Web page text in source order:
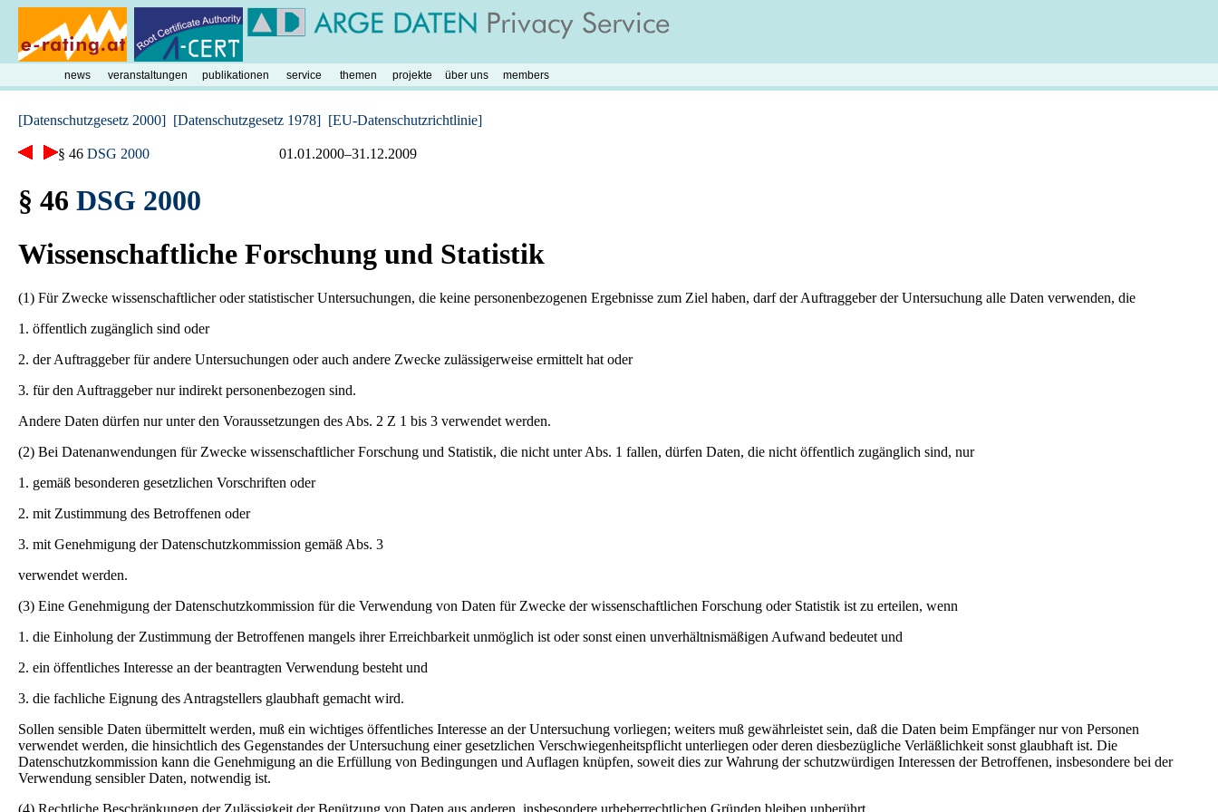
[Datenschutzgesetz 2000] [Datenschutzgesetz 1978] [EU-Datenschutzrichtlinie]
§ 46 DSG 2000 01.01.2000–31.12.2009
§ 46 DSG 2000
Wissenschaftliche Forschung und Statistik
(1) Für Zwecke wissenschaftlicher oder statistischer Untersuchungen, die keine personenbezogenen Ergebnisse zum Ziel haben, darf der Auftraggeber der Untersuchung alle Daten verwenden, die
1. öffentlich zugänglich sind oder
2. der Auftraggeber für andere Untersuchungen oder auch andere Zwecke zulässigerweise ermittelt hat oder
3. für den Auftraggeber nur indirekt personenbezogen sind.
Andere Daten dürfen nur unter den Voraussetzungen des Abs. 2 Z 1 bis 3 verwendet werden.
(2) Bei Datenanwendungen für Zwecke wissenschaftlicher Forschung und Statistik, die nicht unter Abs. 1 fallen, dürfen Daten, die nicht öffentlich zugänglich sind, nur
1. gemäß besonderen gesetzlichen Vorschriften oder
2. mit Zustimmung des Betroffenen oder
3. mit Genehmigung der Datenschutzkommission gemäß Abs. 3
verwendet werden.
(3) Eine Genehmigung der Datenschutzkommission für die Verwendung von Daten für Zwecke der wissenschaftlichen Forschung oder Statistik ist zu erteilen, wenn
1. die Einholung der Zustimmung der Betroffenen mangels ihrer Erreichbarkeit unmöglich ist oder sonst einen unverhältnismäßigen Aufwand bedeutet und
2. ein öffentliches Interesse an der beantragten Verwendung besteht und
3. die fachliche Eignung des Antragstellers glaubhaft gemacht wird.
Sollen sensible Daten übermittelt werden, muß ein wichtiges öffentliches Interesse an der Untersuchung vorliegen; weiters muß gewährleistet sein, daß die Daten beim Empfänger nur von Personen
verwendet werden, die hinsichtlich des Gegenstandes der Untersuchung einer gesetzlichen Verschwiegenheitspflicht unterliegen oder deren diesbezügliche Verläßlichkeit sonst glaubhaft ist. Die
Datenschutzkommission kann die Genehmigung an die Erfüllung von Bedingungen und Auflagen knüpfen, soweit dies zur Wahrung der schutzwürdigen Interessen der Betroffenen, insbesondere bei der
Verwendung sensibler Daten, notwendig ist.
news veranstaltungen publikationen service themen projekte über uns members